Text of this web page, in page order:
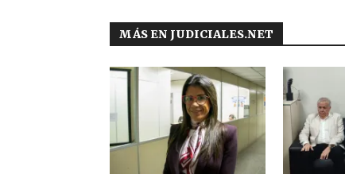
MÁS EN JUDICIALES.NET